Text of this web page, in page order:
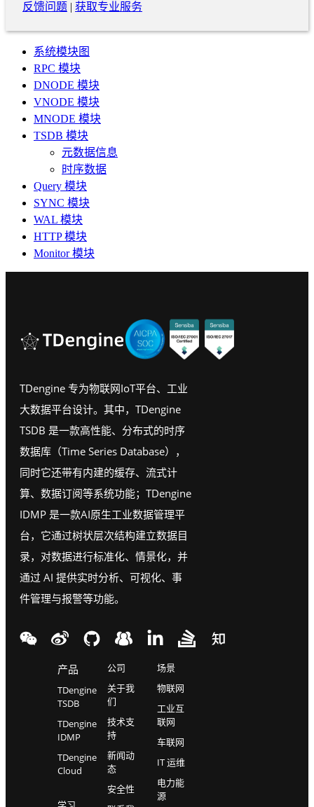
反馈问题 | 获取专业服务
系统模块图
RPC 模块
DNODE 模块
VNODE 模块
MNODE 模块
TSDB 模块
元数据信息
时序数据
Query 模块
SYNC 模块
WAL 模块
HTTP 模块
Monitor 模块
TDengine 专为物联网IoT平台、工业
大数据平台设计。其中，TDengine
TSDB 是一款高性能、分布式的时序
数据库（Time Series Database），
同时它还带有内建的缓存、流式计
算、数据订阅等系统功能；TDengine
IDMP 是一款AI原生工业数据管理平
台，它通过树状层次结构建立数据目
录，对数据进行标准化、情景化，并
通过 AI 提供实时分析、可视化、事
件管理与报警等功能。
产品
TDengine
TSDB
TDengine
IDMP
TDengine
Cloud
公司
关于我
们
技术支
持
新闻动
态
安全性
场景
物联网
工业互
联网
车联网
IT 运维
电力能
源